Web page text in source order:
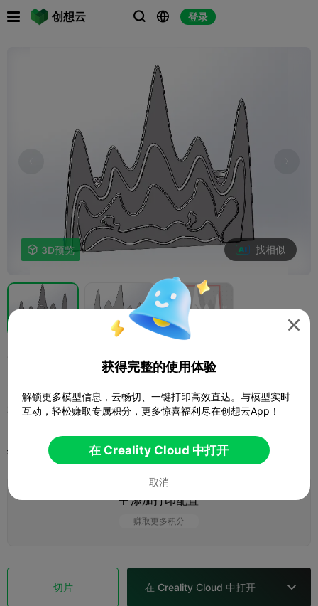
创想云   登录
 3D预览 找相似
参加创想云千团活动建模大赛-中山市技
师学院 创意笔架
中技-曾参
打印配置 日用家居  家居装饰与摆件
 添加打印配置
赚取更多积分
切片 在 Creality Cloud 中打开 

获得完整的使用体验
解锁更多模型信息，云畅切、一键打印高效直达。与模型实时
互动，轻松赚取专属积分，更多惊喜福利尽在创想云App！
在 Creality Cloud 中打开
取消